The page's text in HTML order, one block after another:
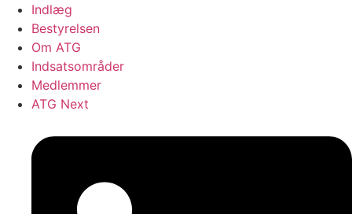
Indlæg
Bestyrelsen
Om ATG
Indsatsområder
Medlemmer
ATG Next